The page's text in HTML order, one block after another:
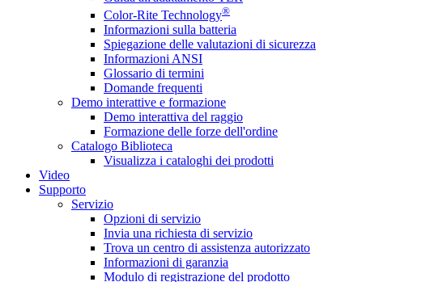
Color-Rite Technology®
Informazioni sulla batteria
Spiegazione delle valutazioni di sicurezza
Informazioni ANSI
Glossario di termini
Domande frequenti
Demo interattive e formazione
Demo interattiva del raggio
Formazione delle forze dell'ordine
Catalogo Biblioteca
Visualizza i cataloghi dei prodotti
Video
Supporto
Servizio
Opzioni di servizio
Invia una richiesta di servizio
Trova un centro di assistenza autorizzato
Informazioni di garanzia
Modulo di registrazione del prodotto